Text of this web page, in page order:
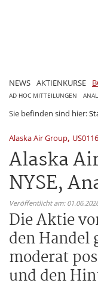
NEWS AKTIENKURSE
AD HOC MITTEILUNGEN
Sie befinden sind hier:
Alaska Air Group,
Alaska
NYSE,
Veröffentlicht am:
Die Aktie
den Handel
moderat
und den